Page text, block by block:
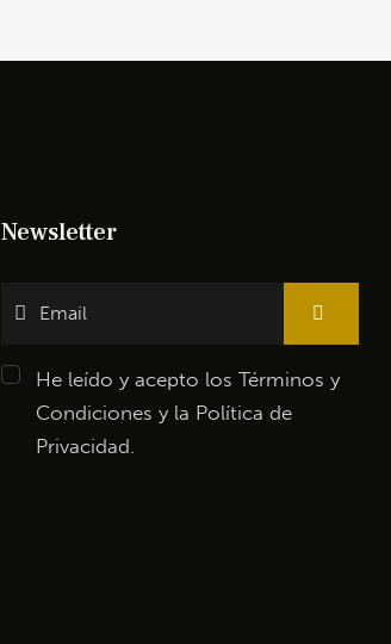
Newsletter
He leído y acepto losTérminos y
Condicionesy la Política de
Privacidad